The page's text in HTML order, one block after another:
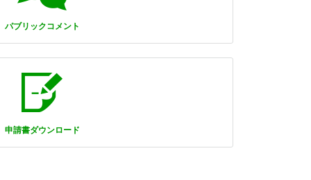
パブリックコメント
申請書ダウンロード